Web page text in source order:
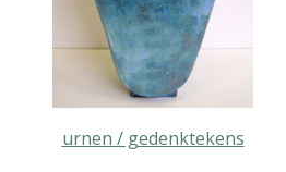
urnen / gedenktekens